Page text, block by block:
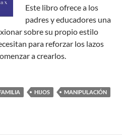
Este libro ofrece a los
padres y educadores una
sobre su propio estilo
para reforzar los lazos
a crearlos.
HIJOS
MANIPULACIÓN